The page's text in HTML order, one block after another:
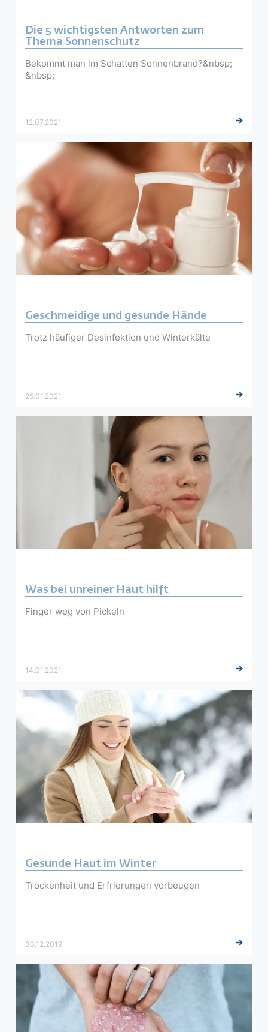
Die 5 wichtigsten Antworten zum
Thema Sonnenschutz
Bekommt man im Schatten Sonnenbrand?&nbsp;
&nbsp;
12.07.2021
Geschmeidige und gesunde Hände
Trotz häufiger Desinfektion und Winterkälte
25.01.2021
Was bei unreiner Haut hilft
Finger weg von Pickeln
14.01.2021
Gesunde Haut im Winter
Trockenheit und Erfrierungen vorbeugen
30.12.2019